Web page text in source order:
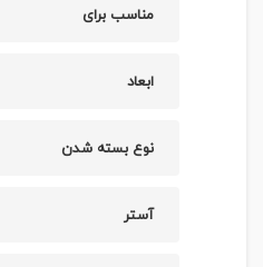
مناسب برای
ابعاد
نوع بسته شدن
آستر